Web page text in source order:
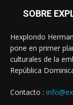
SOBRE
Hexplondo
pone en primer
culturales de la
República
Contacto :